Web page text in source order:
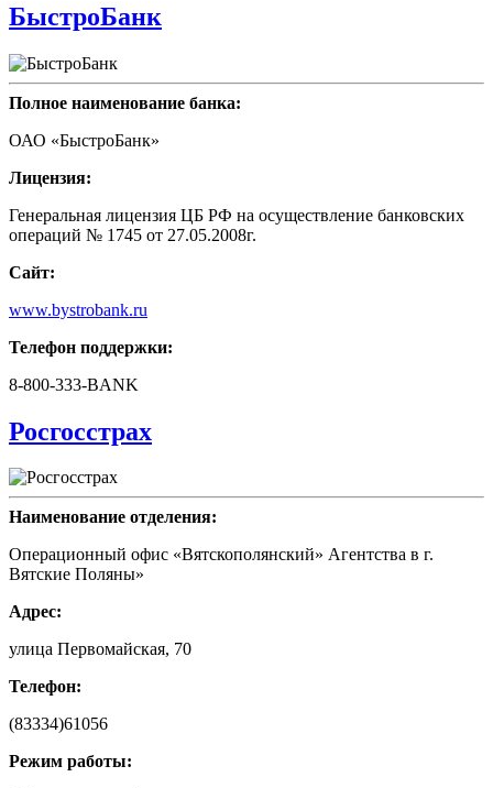
БыстроБанк
Полное наименование банка:
ОАО «БыстроБанк»
Лицензия:
Генеральная лицензия ЦБ РФ на осуществление банковских
операций № 1745 от 27.05.2008г.
Сайт:
www.bystrobank.ru
Телефон поддержки:
8-800-333-BANK
Росгосстрах
Наименование отделения:
Операционный офис «Вятскополянский» Агентства в г.
Вятские Поляны»
Адрес:
улица Первомайская, 70
Телефон:
(83334)61056
Режим работы: